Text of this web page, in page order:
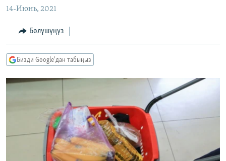
МАДАНИЯТ
ТВ ПРОГРАММАЛАР
БҮГҮН АЗАТТЫКТА
ЭЖЕ-СИҢДИЛЕР
АЗАТТЫК+
ЫҢГАЙСЫЗ СУРООЛОР
ПОДКАСТ
Русский
14-Июнь, 2021
Бөлүшүңүз
Бизди Google'дан табыңыз